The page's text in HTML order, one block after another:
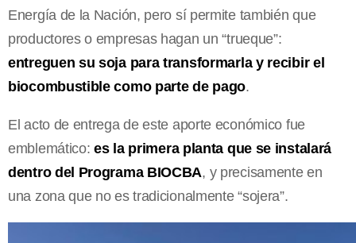
Energía de la Nación, pero sí permite también que
productores o empresas hagan un “trueque”:
entreguen su soja para transformarla y recibir el
biocombustible como parte de pago.
El acto de entrega de este aporte económico fue
emblemático:es la primera planta que se instalará
dentro del Programa BIOCBA, y precisamente en
una zona que no es tradicionalmente “sojera”.